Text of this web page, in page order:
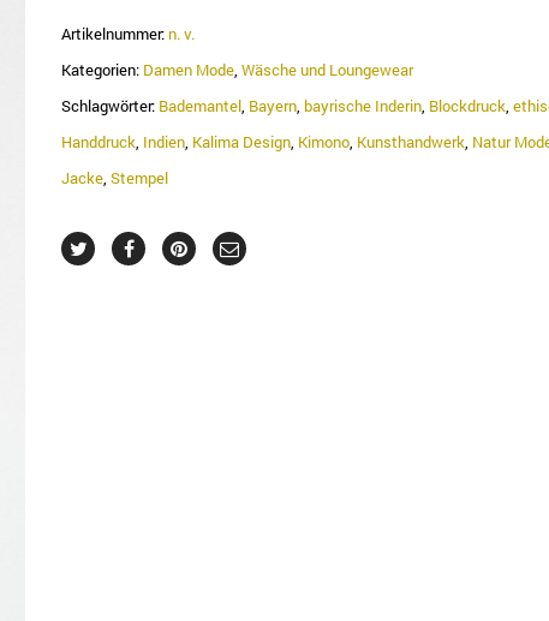
Artikelnummer:n. v.
Kategorien: Damen Mode, Wäsche und Loungewear
Schlagwörter: Bademantel, Bayern, bayrische Inderin, Blockdruck,
Handdruck, Indien, Kalima Design, Kimono, Kunsthandwerk, Natur
Jacke, Stempel